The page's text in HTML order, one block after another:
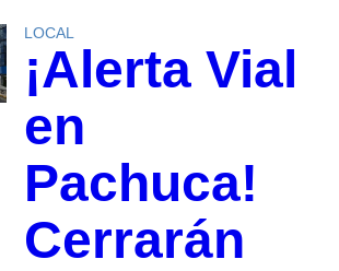
LOCAL
¡Alerta Vial
en
Pachuca!
Cerrarán